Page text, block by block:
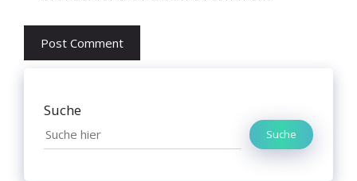
Suche
Suche